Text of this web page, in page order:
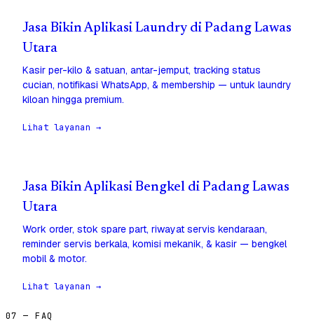
Jasa Bikin Aplikasi Laundry di Padang Lawas
Utara
Kasir per-kilo & satuan, antar-jemput, tracking status
cucian, notifikasi WhatsApp, & membership — untuk laundry
kiloan hingga premium.
Lihat layanan →
Jasa Bikin Aplikasi Bengkel di Padang Lawas
Utara
Work order, stok spare part, riwayat servis kendaraan,
reminder servis berkala, komisi mekanik, & kasir — bengkel
mobil & motor.
Lihat layanan →
07 — FAQ